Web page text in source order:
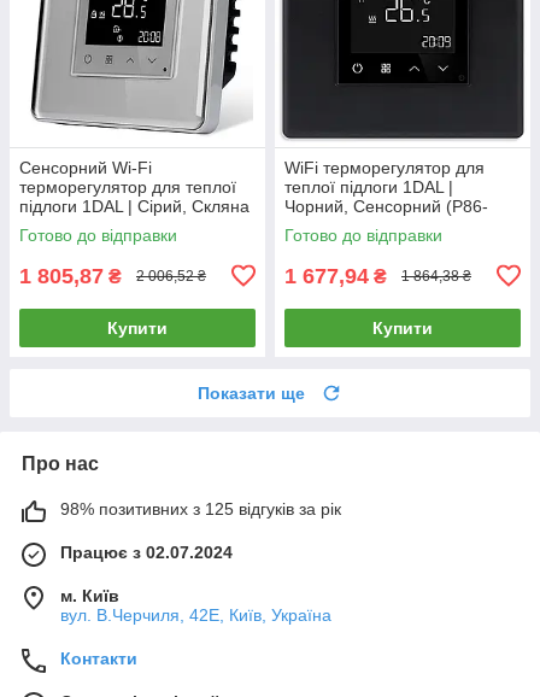
Сенсорний Wi-Fi
терморегулятор для теплої
підлоги 1DAL | Сірий, Скляна
рамка (G86D-TR.WF.GR)
Готово до відправки
1 805,87 ₴ 2 006,52 ₴
Купити
WiFi терморегулятор для
теплої підлоги 1DAL |
Чорний, Сенсорний (P86-
TR.WF.WT)
Готово до відправки
1 677,94 ₴ 1 864,38 ₴
Купити
Показати ще
Про нас
98% позитивних з 125 відгуків за рік
Працює з 02.07.2024
м. Київ
вул. В.Черчиля, 42Е, Київ, Україна
Контакти